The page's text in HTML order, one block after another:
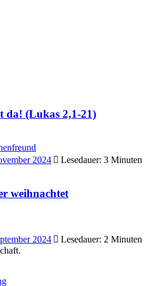
da! (Lukas 2,1-21)
2024 Lesedauer: 3 Minuten
weihnachtet
2024
Lesedauer: 2 Minuten